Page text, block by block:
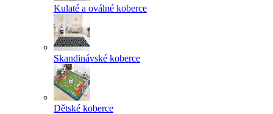
Kulaté a oválné koberce
Skandinávské koberce
Dětské koberce